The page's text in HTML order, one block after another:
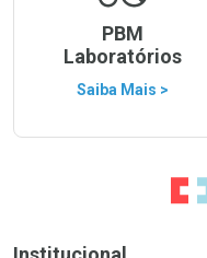
PBM
Laboratórios
Saiba Mais >
Ir